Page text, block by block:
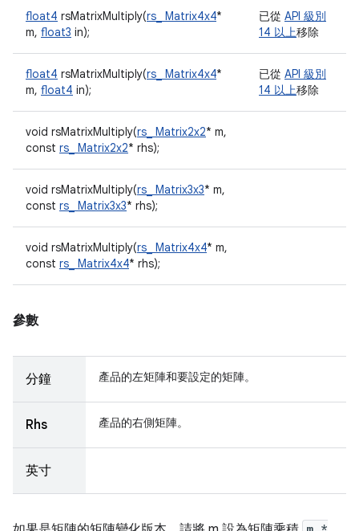
float4 rsMatrixMultiply(rs_ Matrix4x4*
m, float3 in);
已從 API 級別
14 以上移除
float4 rsMatrixMultiply(rs_ Matrix4x4*
m, float4 in);
已從 API 級別
14 以上移除
void rsMatrixMultiply(rs_ Matrix2x2* m,
const rs_ Matrix2x2* rhs);
void rsMatrixMultiply(rs_ Matrix3x3* m,
const rs_ Matrix3x3* rhs);
void rsMatrixMultiply(rs_ Matrix4x4* m,
const rs_ Matrix4x4* rhs);
參數
分鐘 產品的左矩陣和要設定的矩陣。
Rhs 產品的右側矩陣。
英寸